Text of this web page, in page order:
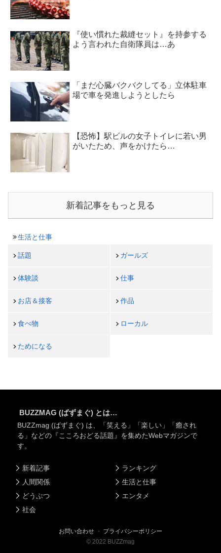
『使い慣れた裁縫セット』を持参する
よう言われた自衛隊員は…あ
「まだ心臓バクバクしてる」立体駐車
場で車を発進しようとしたら
【恐怖】駅ビルの女子トイレに若い男
がいたため、声をかけたら…
新着記事をもっと見る
生活と仕事
話題 ガールズ
体験談 仕事
お店＆接客 作品
食べ物 ローカル
ためになる
BUZZMAG (ばずまぐ) とは…
BUZZmag (ばずまぐ) は、「笑える」「楽しい」「癒され
る」などの『こころおどる話題』を集めたWebマガジンで
す。
新着記事
人間関係
どうぶつ
社会
ランキング
生活と仕事
エンタメ
お問い合わせ ・ プライバシーポリシー
© 2022 BUZZmag